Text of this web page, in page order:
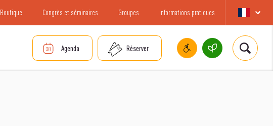
Boutique Congrès et séminaires Groupes Informations pratiques
Agenda Réserver